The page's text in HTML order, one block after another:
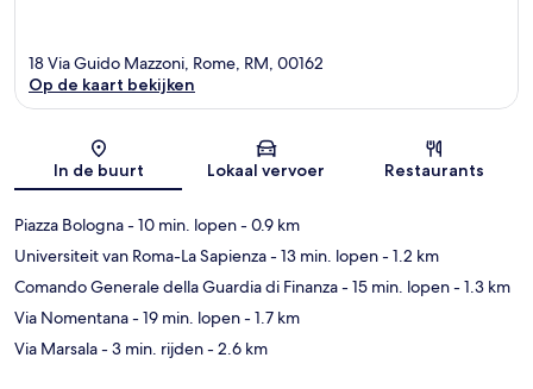
Kaart
18 Via Guido Mazzoni, Rome, RM, 00162
Op de kaart bekijken
In de buurt Lokaal vervoer Restaurants
Piazza Bologna- 10 min. lopen- 0.9 km
Universiteit van Roma-La Sapienza- 13 min. lopen- 1.2 km
Comando Generale della Guardia di Finanza- 15 min. lopen- 1.3 km
Via Nomentana- 19 min. lopen- 1.7 km
Via Marsala- 3 min. rijden- 2.6 km